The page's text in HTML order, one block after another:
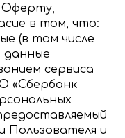
в том, что:
(в том числе
данные
сервиса
«Сбербанк
Пользователя и